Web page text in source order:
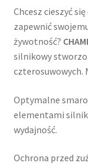
Chcesz cieszyć
zapewnić
żywotność?
silnikowy
czterosuwowych.
Optymalne
elementami
wydajność.
Ochrona przed